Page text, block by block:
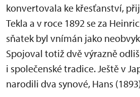
konvertovala ke křesťanství,
Tekla a v roce 1892 se za
sňatek byl vnímán jako
Spojoval totiž dvě výrazně
i společenské tradice. Ještě v
narodili dva synové, Hans